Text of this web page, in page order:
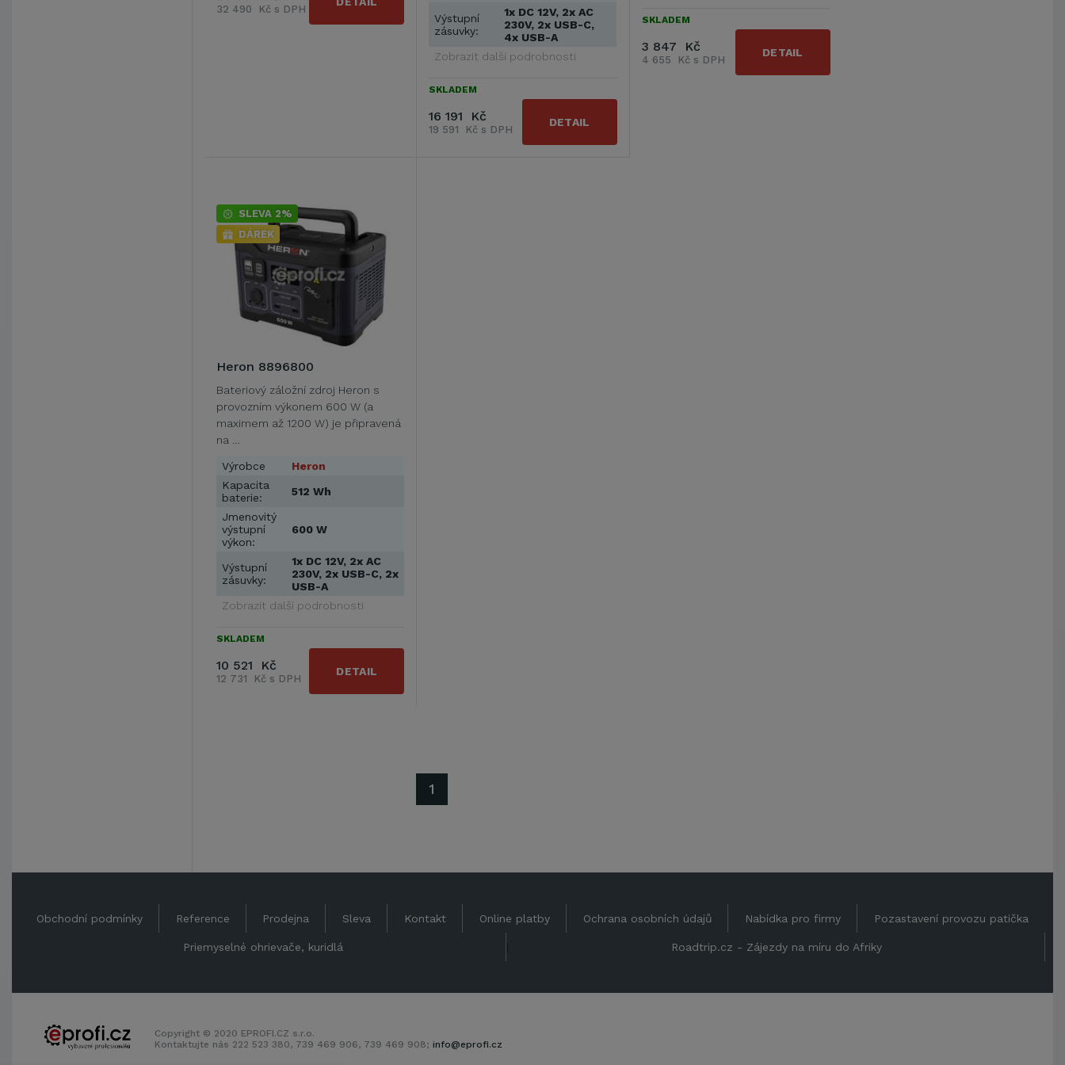
32 490 Kč s DPH
Výstupní
zásuvky:
1x DC 12V, 2x AC
230V, 2x USB-C,
4x USB-A
Zobrazit další podrobnosti
SKLADEM
16 191 Kč
19 591 Kč s DPH
DETAIL
SKLADEM
3 847 Kč
4 655 Kč s DPH
DETAIL
SLEVA 2%
DÁREK
Heron 8896800
Bateriový záložní zdroj Heron s
provozním výkonem 600 W (a
maximem až 1200 W) je připravená
na …
Výrobce
Heron
Kapacita
baterie:
512 Wh
Jmenovitý
výstupní
výkon:
600 W
Výstupní
zásuvky:
1x DC 12V, 2x AC
230V, 2x USB-C, 2x
USB-A
Zobrazit další podrobnosti
SKLADEM
10 521 Kč
12 731 Kč s DPH
DETAIL
1
Obchodní podmínky Reference Prodejna Sleva Kontakt Online platby Ochrana osobních údajů Nabídka pro firmy Pozastavení provozu patička
Priemyselné ohrievače, kuridlá Roadtrip.cz - Zájezdy na míru do Afriky
Copyright © 2020 EPROFI.CZ s.r.o.
Kontaktujte nás 222 523 380, 739 469 906, 739 469 908; info@eprofi.cz